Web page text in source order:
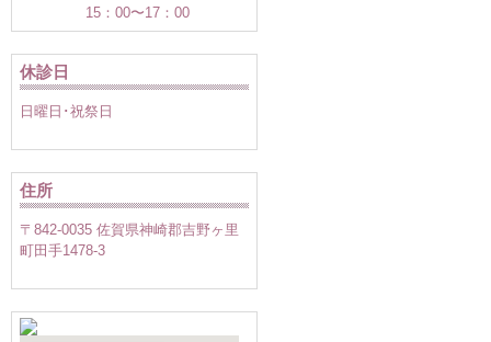
15：00〜17：00
休診日
日曜日･祝祭日
住所
〒842-0035 佐賀県神崎郡吉野ヶ里
町田手1478-3